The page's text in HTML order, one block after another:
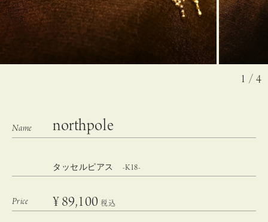
1 / 4
northpole
タッセルピアス -K18-
¥89,100 税込